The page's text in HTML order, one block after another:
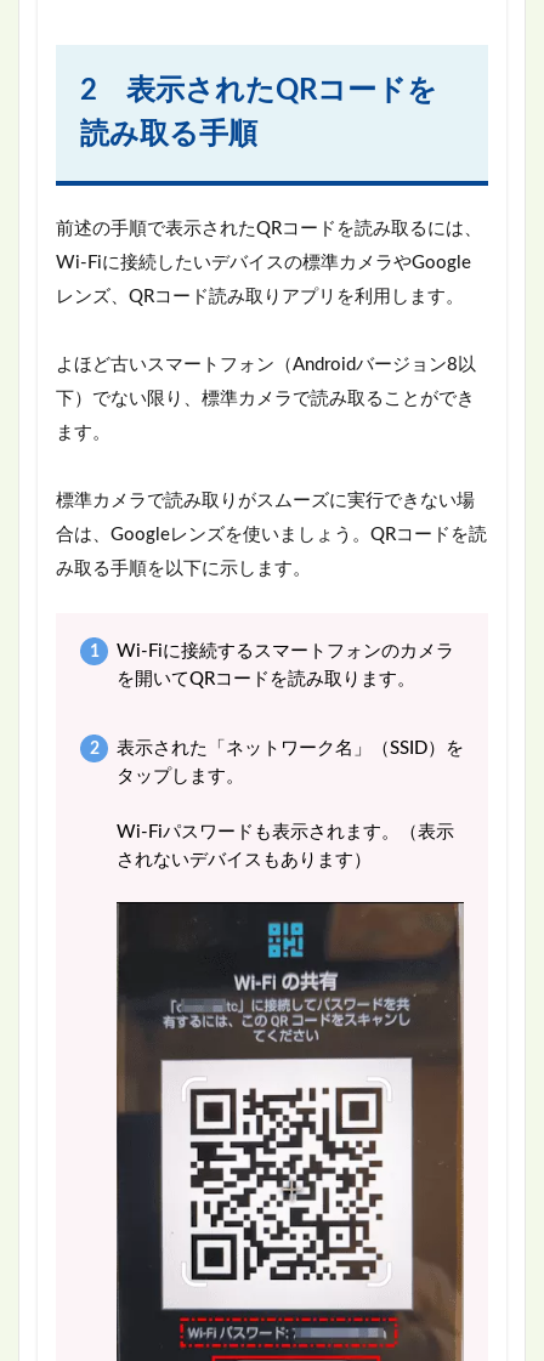
2 表示されたQRコードを
読み取る手順
前述の手順で表示されたQRコードを読み取るには、
Wi-Fiに接続したいデバイスの標準カメラやGoogle
レンズ、QRコード読み取りアプリを利用します。
よほど古いスマートフォン（Androidバージョン8以
下）でない限り、標準カメラで読み取ることができ
ます。
標準カメラで読み取りがスムーズに実行できない場
合は、Googleレンズを使いましょう。QRコードを読
み取る手順を以下に示します。
Wi-Fiに接続するスマートフォンのカメラ
を開いてQRコードを読み取ります。
表示された「ネットワーク名」（SSID）を
タップします。
Wi-Fiパスワードも表示されます。（表示
されないデバイスもあります）